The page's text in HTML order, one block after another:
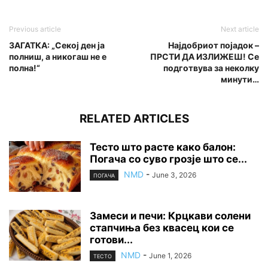
Previous article
ЗАГАТКА: „Секој ден ја
полниш, а никогаш не е
полна!“
Next article
Најдобриот појадок –
ПРСТИ ДА ИЗЛИЖЕШ! Се
подготвува за неколку
минути…
RELATED ARTICLES
Тесто што расте како балон:
Погача со суво грозје што се...
ПОГАЧА NMD - June 3, 2026
Замеси и печи: Крцкави солени
стапчиња без квасец кои се
готови...
ТЕСТО NMD - June 1, 2026